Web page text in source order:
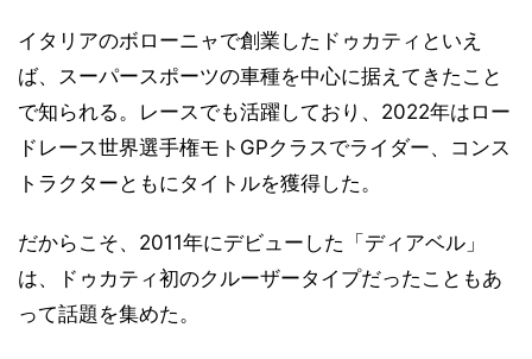
イタリアのボローニャで創業したドゥカティといえ
ば、スーパースポーツの車種を中心に据えてきたこと
で知られる。レースでも活躍しており、2022年はロー
ドレース世界選手権モトGPクラスでライダー、コンス
トラクターともにタイトルを獲得した。
だからこそ、2011年にデビューした「ディアベル」
は、ドゥカティ初のクルーザータイプだったこともあ
って話題を集めた。